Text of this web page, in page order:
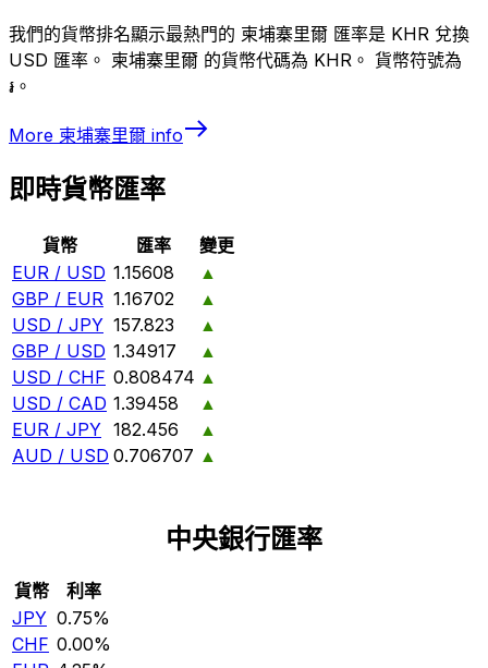
我們的貨幣排名顯示最熱門的 柬埔寨里爾 匯率是 KHR 兌換
USD 匯率。 柬埔寨里爾 的貨幣代碼為 KHR。 貨幣符號為
៛。
More 柬埔寨里爾 info
即時貨幣匯率
貨幣 匯率
變更
EUR / USD 1.15608
▲
GBP / EUR 1.16702
▲
USD / JPY 157.823
▲
GBP / USD 1.34917
▲
USD / CHF 0.808474 ▲
USD / CAD 1.39458
▲
EUR / JPY 182.456
▲
AUD / USD 0.706707 ▲
中央銀行匯率
貨幣
利率
JPY 0.75%
CHF 0.00%